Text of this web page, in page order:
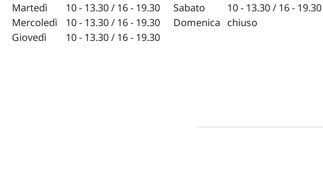
Martedì
10 - 13.30 / 16 - 19.30
Mercoledì
10 - 13.30 / 16 - 19.30
Giovedì
10 - 13.30 / 16 - 19.30
Sabato
10 - 13.30 / 16 - 19.30
Domenica chiuso